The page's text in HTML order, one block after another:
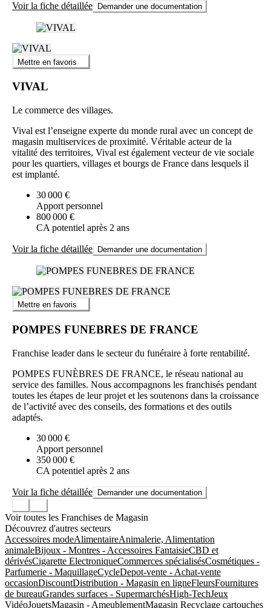
Voir la fiche détaillée Demander une documentation
Mettre en favoris
VIVAL
Le commerce des villages.
Vival est l’enseigne experte du monde rural avec un concept de
magasin multiservices de proximité. Véritable acteur de la
vitalité des territoires, Vival est également vecteur de vie sociale
pour les quartiers, villages et bourgs de France dans lesquels il
est implanté.
30 000 €
Apport personnel
800 000 €
CA potentiel après 2 ans
Voir la fiche détaillée Demander une documentation
Mettre en favoris
POMPES FUNEBRES DE FRANCE
Franchise leader dans le secteur du funéraire à forte rentabilité.
POMPES FUNÈBRES DE FRANCE, le réseau national au
service des familles. Nous accompagnons les franchisés pendant
toutes les étapes de leur projet et les soutenons dans la croissance
de l’activité avec des conseils, des formations et des outils
adaptés.
30 000 €
Apport personnel
350 000 €
CA potentiel après 2 ans
Voir la fiche détaillée Demander une documentation
Voir toutes les Franchises de Magasin
Découvrez d'autres secteurs
Accessoires modeAlimentaireAnimalerie, Alimentation
animaleBijoux - Montres - Accessoires FantaisieCBD et
dérivésCigarette ElectroniqueCommerces spécialisésCosmétiques -
Parfumerie - MaquillageCycleDepot-vente - Achat-vente
occasionDiscountDistribution - Magasin en ligneFleursFournitures
de bureauGrandes surfaces - SupermarchésHigh-TechJeux
VidéoJouetsMagasin - AmeublementMagasin Recyclage cartouches